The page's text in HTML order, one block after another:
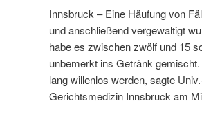
Innsbruck – Eine Häufung von
und anschließend vergewaltigt
habe es zwischen zwölf und 15
unbemerkt ins Getränk
lang willenlos werden, sagte
Gerichtsmedizin Innsbruck am